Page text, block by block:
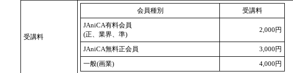
受講料
会員種別
受講料
JAniCA有料会員
(正、業界、準)
2,000円
JAniCA無料正会員
3,000円
一般(画業)
4,000円